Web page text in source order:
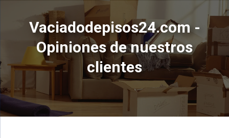
Vaciadodepisos24.com -
Opiniones de nuestros
clientes